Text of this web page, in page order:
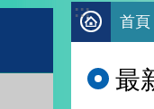
:::
首頁
最